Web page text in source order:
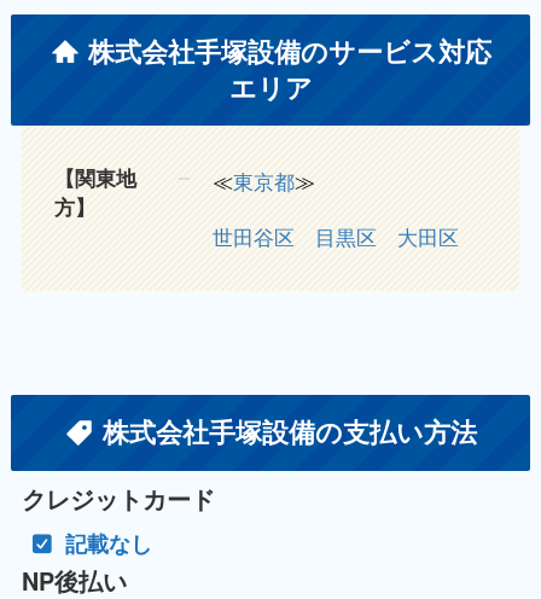
株式会社手塚設備のサービス対応
エリア
【関東地
方】
≪東京都≫
世田谷区
目黒区 大田区
株式会社手塚設備の支払い方法
クレジットカード
記載なし
NP後払い